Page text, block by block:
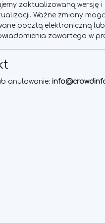
zaktualizowaną wersję i
Ważne zmiany
pocztą elektroniczną
zawartego w
anulowanie: